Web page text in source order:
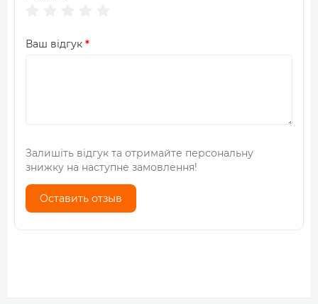
Ваш відгук
Залишіть відгук та отримайте персональну
знижку на наступне замовлення!
Оставить отзыв